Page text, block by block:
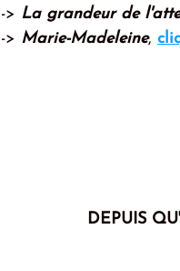
-> La grandeur de
-> Marie-Madeleine,
DEPUIS